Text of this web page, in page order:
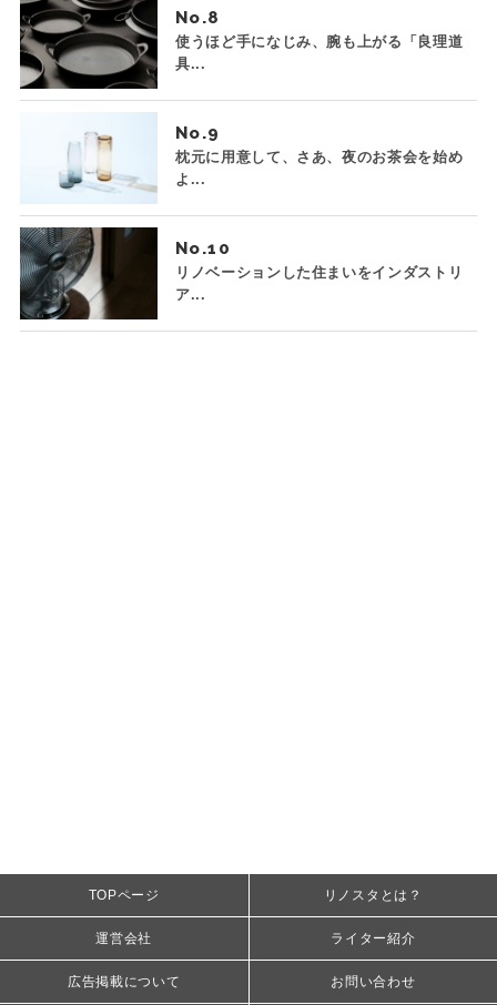
No.
使うほど手になじみ、腕も上がる「良理道
具...
No.
枕元に用意して、さあ、夜のお茶会を始め
よ...
No.
リノベーションした住まいをインダストリ
ア...
TOPページ リノスタとは？
運営会社 ライター紹介
広告掲載について お問い合わせ